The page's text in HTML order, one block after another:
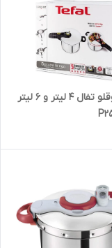
زودپز دوقلو تفال 4 لیتر و 6 لیتر